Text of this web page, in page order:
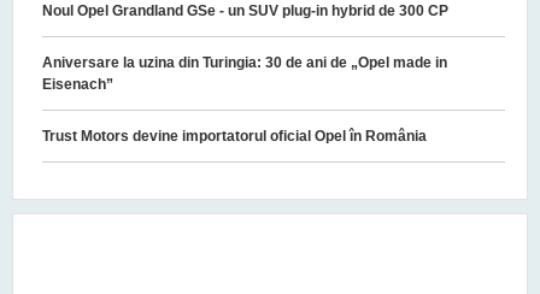
Noul Opel Grandland GSe - un SUV plug-in hybrid de 300 CP
Aniversare la uzina din Turingia: 30 de ani de „Opel made in
Eisenach”
Trust Motors devine importatorul oficial Opel în România